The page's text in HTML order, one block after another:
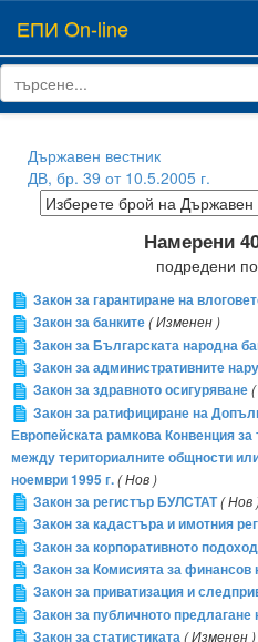
ЕПИ On-line
Държавен вестник
ДВ, бр. 39 от 10.5.2005 г.
Намерени
подредени
Закон за гарантиране на
Закон за банките( Изменен )
Закон за Българската народна
Закон за административните
Закон за здравното осигуряване
Закон за ратифициране на
Европейската рамкова Конвенция
между териториалните общности
ноември 1995 г.( Нов )
Закон за регистър БУЛСТАТ( Нов
Закон за кадастъра и имотния
Закон за корпоративното
Закон за Комисията за финансов
Закон за приватизация и
Закон за публичното предлагане
Закон за статистиката( Изменен )